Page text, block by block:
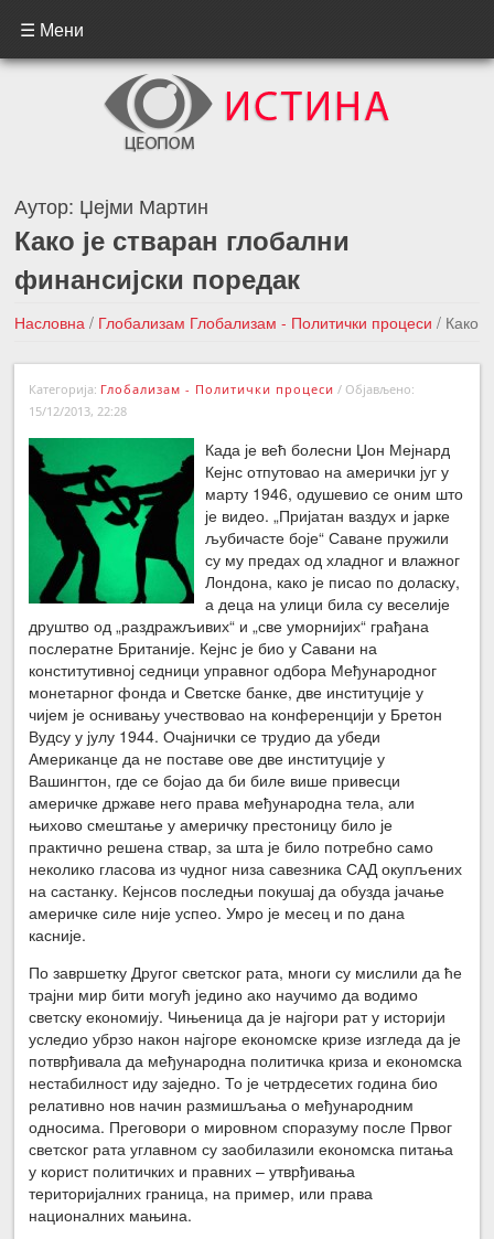
☰ Мени
Аутор: Џејми Мартин
Како је стваран глобални
финансијски поредак
Насловна / Глобализам Глобализам - Политички процеси / Како
је стваран глобални финансијски поредак
←Претходна вест
Следећа вест →
Категорија: Глобализам - Политички процеси / Објављено:
15/12/2013, 22:28
Када је већ болесни Џон Мејнард
Кејнс отпутовао на амерички југ у
марту 1946, одушевио се оним што
је видео. „Пријатан ваздух и јарке
љубичасте боје“ Саване пружили
су му предах од хладног и влажног
Лондона, како је писао по доласку,
а деца на улици била су веселије
друштво од „раздражљивих“ и „све уморнијих“ грађана
послератне Британије. Кејнс је био у Савани на
конститутивној седници управног одбора Међународног
монетарног фонда и Светске банке, две институције у
чијем је оснивању учествовао на конференцији у Бретон
Вудсу у јулу 1944. Очајнички се трудио да убеди
Американце да не поставе ове две институције у
Вашингтон, где се бојао да би биле више привесци
америчке државе него права међународна тела, али
њихово смештање у америчку престоницу било је
практично решена ствар, за шта је било потребно само
неколико гласова из чудног низа савезника САД окупљених
на састанку. Кејнсов последњи покушај да обузда јачање
америчке силе није успео. Умро је месец и по дана
касније.
По завршетку Другог светског рата, многи су мислили да ће
трајни мир бити могућ једино ако научимо да водимо
светску економију. Чињеница да је најгори рат у историји
уследио убрзо након најгоре економске кризе изгледа да је
потврђивала да међународна политичка криза и економска
нестабилност иду заједно. То је четрдесетих година био
релативно нов начин размишљања о међународним
односима. Преговори о мировном споразуму после Првог
светског рата углавном су заобилазили економска питања
у корист политичких и правних – утврђивања
територијалних граница, на пример, или права
националних мањина.